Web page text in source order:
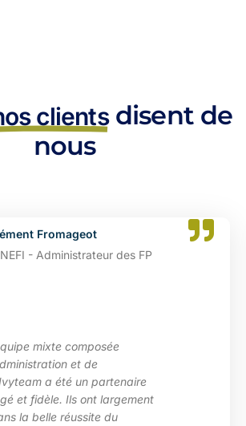
clientsdisent de
nous
Fromageot
- Administrateur des FP
mixte composée
et de
a été un partenaire
et fidèle. Ils ont largement
la belle réussite du